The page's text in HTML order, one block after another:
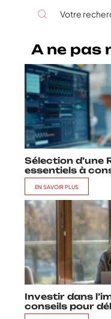
A ne pas
Sélection d’une
essentiels à
EN SAVOIR PLUS
Investir dans
conseils pour